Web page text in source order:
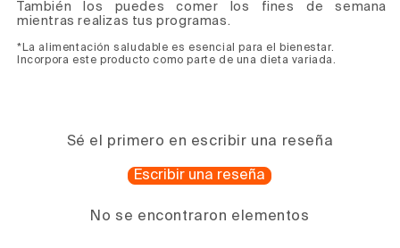
También los puedes comer los fines de semana
mientras realizas tus programas.
*La alimentación saludable es esencial para el bienestar.
Incorpora este producto como parte de una dieta variada.
Sé el primero en escribir una reseña
Escribir una reseña
No se encontraron elementos